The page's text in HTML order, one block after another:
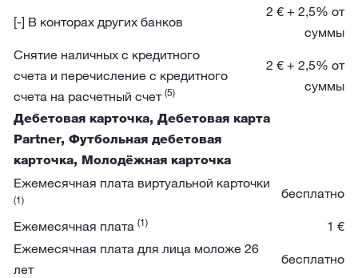
[-] В конторах других банков
2 € + 2,5% от
суммы
Снятие наличных с кредитного
счета и перечисление с кредитного
счета на расчетный счет(5)
2 € + 2,5% от
суммы
Дебетовая карточка, Дебетовая карта
Partner, Футбольная дебетовая
карточка, Молодёжная карточка
Ежемесячная плата виртуальной карточки
(1) бесплатно
Ежемесячная плата (1)
1 €
Ежемесячная плата для лица моложе 26
лет
бесплатно